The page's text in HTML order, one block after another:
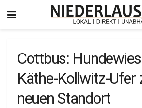
Cottbus:
Käthe-Kollwitz-Ufer
neuen Standort